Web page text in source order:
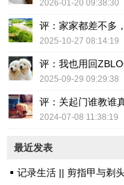
2026-01-20 09:38:30
评：家家都差不多
2025-10-27 08:14:19
评：我也用回
2025-09-29 09:29:38
评：关起门谁教谁
2024-07-08 11:38:19
最近发表
记录生活 || 剪指甲与剃